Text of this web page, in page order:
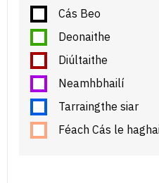
Cás Beo
Deonaithe
Diúltaithe
Neamhbhailí
Tarraingthe siar
Féach Cás le